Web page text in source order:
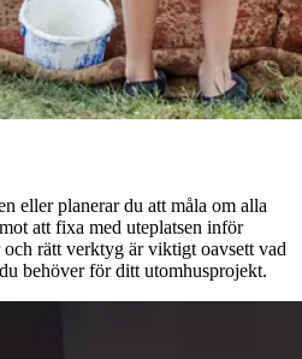
eller planerar du att måla om alla
att fixa med uteplatsen inför
rätt verktyg är viktigt oavsett vad
behöver för ditt utomhusprojekt.